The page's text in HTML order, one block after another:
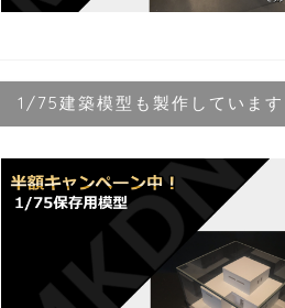
1/75建築模型も製作しています